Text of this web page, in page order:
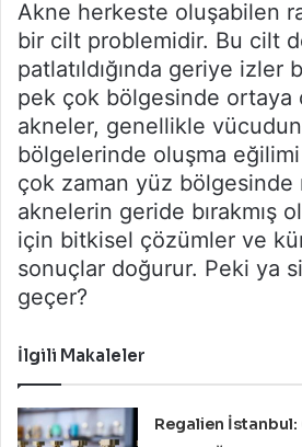
Akne herkeste oluşabilen
bir cilt problemidir. Bu cilt
patlatıldığında geriye izler
pek çok bölgesinde ortaya
akneler, genellikle
bölgelerinde oluşma
çok zaman yüz bölgesinde
aknelerin geride bırakmış
için bitkisel çözümler ve
sonuçlar doğurur. Peki ya
geçer?
İlgili Makaleler
Regalien